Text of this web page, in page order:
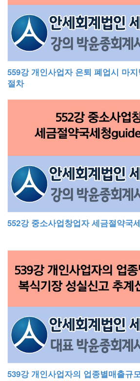
559강 개인사업자 은퇴 폐업시 마
절차
552강 중소사업창업자 세금절약국
539강 개인사업자의 업종별매출규